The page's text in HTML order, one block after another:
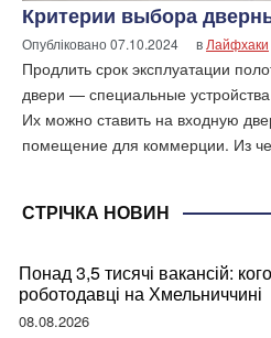
Критерии выбора
Опубліковано07.10.2024 в Лайфхаки
Продлить срок эксплуатации
двери — специальные
Их можно ставить на входную
помещение для коммерции. Из
СТРІЧКА НОВИН
Понад 3,5 тисячі вакансій:
роботодавці на Хмельниччині
08.08.2026